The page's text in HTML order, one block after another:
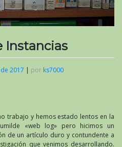
Instancias
2017 | por ks7000
trabajo y hemos estado lentos en la
«web log» pero hicimos un
de un artículo duro y contundente a
que venimos desarrollando.